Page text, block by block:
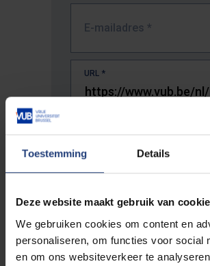
Toestemming Details
Deze website maakt gebruik van
We gebruiken cookies om content en
personaliseren, om functies voor social
en om ons websiteverkeer te
E-mailadres *
URL *
De volledige URL van de pagina waar